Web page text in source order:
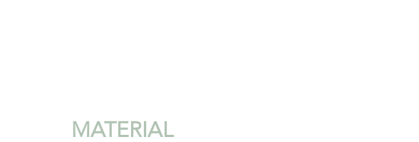
MATERIAL